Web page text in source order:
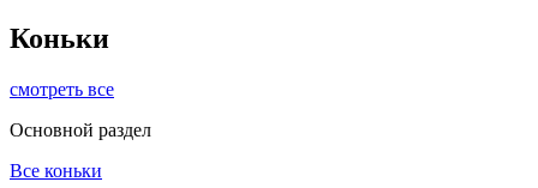
Коньки
смотреть все
Основной раздел
Все коньки